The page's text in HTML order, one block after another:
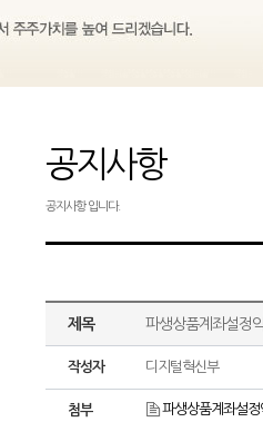
공지사항
공지사항 입니다.
제목 파생상품계좌설정
작성자 디지털혁신부
첨부 파생상품계좌설